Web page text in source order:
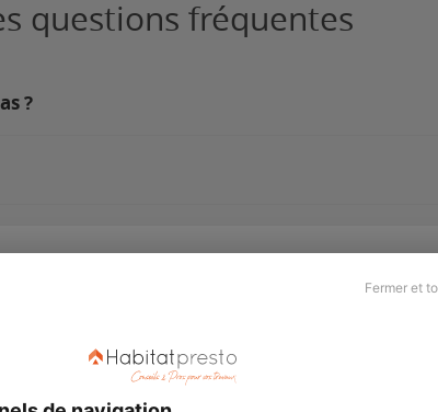
Fermer et
questions fréquentes
?
Revue de presse